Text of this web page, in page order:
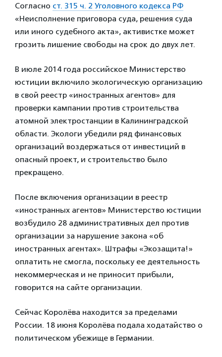
Согласно ст. 315 ч. 2 Уголовного кодекса РФ
«Неисполнение приговора суда, решения суда
или иного судебного акта», активистке может
грозить лишение свободы на срок до двух лет.
В июле 2014 года российское Министерство
юстиции включило экологическую организацию
в свой реестр «иностранных агентов» для
проверки кампании против строительства
атомной электростанции в Калининградской
области. Экологи убедили ряд финансовых
организаций воздержаться от инвестиций в
опасный проект, и строительство было
прекращено.
После включения организации в реестр
«иностранных агентов» Министерство юстиции
возбудило 28 административных дел против
организации за нарушение закона «об
иностранных агентах». Штрафы «Экозащита!»
оплатить не смогла, поскольку ее деятельность
некоммерческая и не приносит прибыли,
говорится на сайте организации.
Сейчас Королёва находится за пределами
России. 18 июня Королёва подала ходатайство о
политическом убежище в Германии.